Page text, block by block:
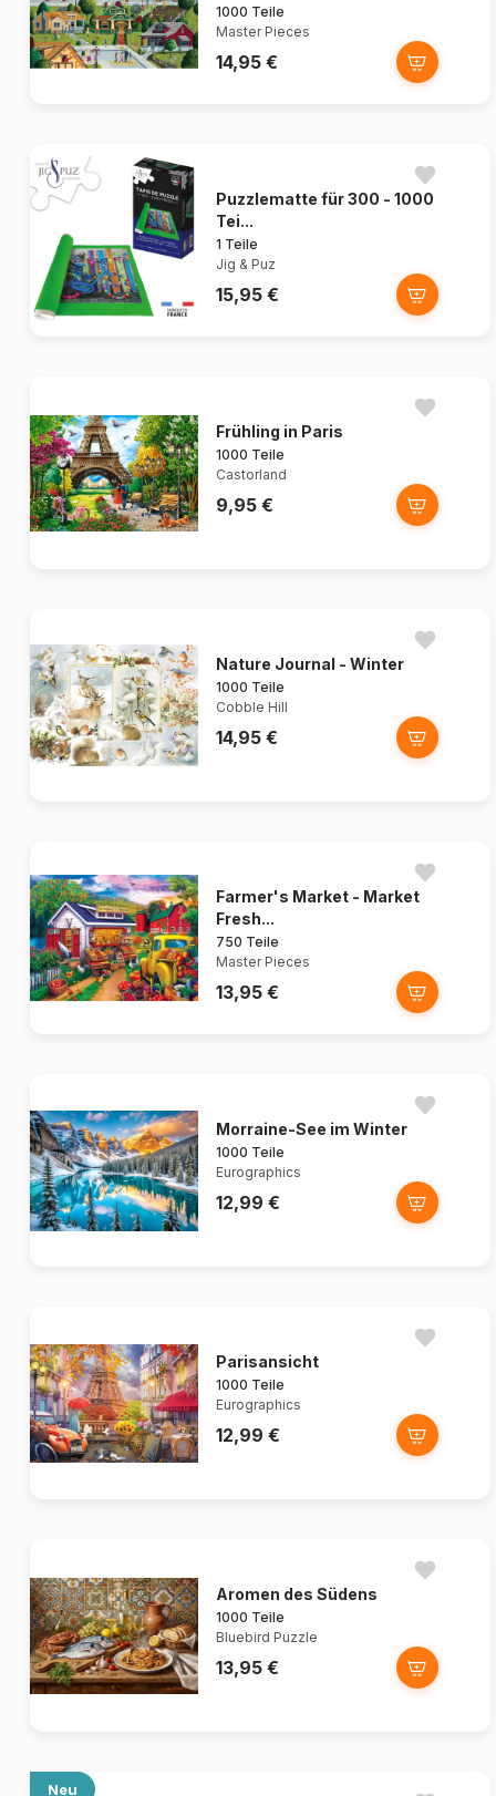
1000 Teile
Master Pieces
14,95 €
Puzzlematte für 300 - 1000
Tei...
1 Teile
Jig & Puz
15,95 €
Frühling in Paris
1000 Teile
Castorland
9,95 €
Nature Journal - Winter
1000 Teile
Cobble Hill
14,95 €
Farmer's Market - Market
Fresh...
750 Teile
Master Pieces
13,95 €
Morraine-See im Winter
1000 Teile
Eurographics
12,99 €
Parisansicht
1000 Teile
Eurographics
12,99 €
Aromen des Südens
1000 Teile
Bluebird Puzzle
13,95 €
Neu